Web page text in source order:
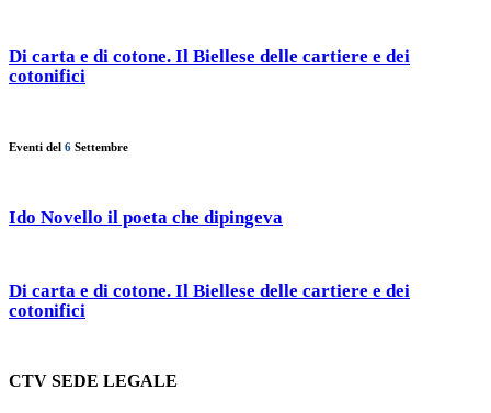
Di carta e di cotone. Il Biellese delle cartiere e dei
cotonifici
Eventi del 6 Settembre
Ido Novello il poeta che dipingeva
Di carta e di cotone. Il Biellese delle cartiere e dei
cotonifici
CTV SEDE LEGALE